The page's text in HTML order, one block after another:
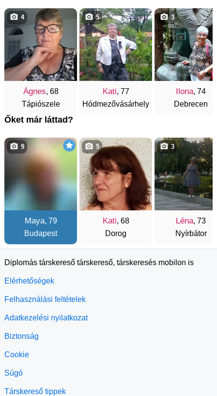
Ágnes, 68
Tápiószele
4
Kati, 77
Hódmezővásárhely
5
Ilona, 74
Debrecen
3
Őket már láttad?
Maya, 79
Budapest
9
Kati, 68
Dorog
5
Léna, 73
Nyírbátor
3
Diplomás társkereső társkereső, társkeresés mobilon is
Elérhetőségek
Felhasználási feltételek
Adatkezelési nyilatkozat
Biztonság
Cookie
Súgó
Társkereső tippek